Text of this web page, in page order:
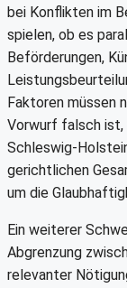
bei Konflikten im
spielen, ob es
Beförderungen,
Faktoren müssen
Vorwurf falsch ist,
Schleswig-
gerichtlichen
um die
Ein weiterer
Abgrenzung
relevanter